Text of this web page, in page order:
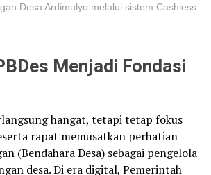
Desa Ardimulyo melalui sistem Cashless
Menjadi Fondasi
hangat, tetapi tetap fokus
rapat memusatkan perhatian
(Bendahara Desa) sebagai pengelola
desa. Di era digital, Pemerintah